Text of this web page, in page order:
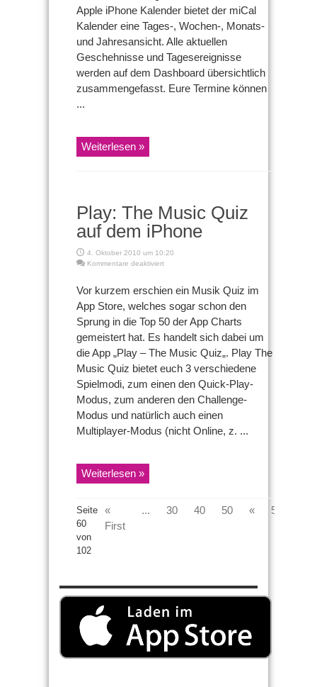
Apple iPhone Kalender bietet der miCal
Kalender eine Tages-, Wochen-, Monats-
und Jahresansicht. Alle aktuellen
Geschehnisse und Tagesereignisse
werden auf dem Dashboard übersichtlich
zusammengefasst. Eure Termine können
...
Weiterlesen »
Play: The Music Quiz
auf dem iPhone
4. Oktober 2010 um 10:20
Kommentare deaktiviertfür
Music
Quiz
auf
dem
iPhone
Vor kurzem erschien ein Musik Quiz im
App Store, welches sogar schon den
Sprung in die Top 50 der App Charts
gemeistert hat. Es handelt sich dabei um
die App „Play – The Music Quiz„. Play The
Music Quiz bietet euch 3 verschiedene
Spielmodi, zum einen den Quick-Play-
Modus, zum anderen den Challenge-
Modus und natürlich auch einen
Multiplayer-Modus (nicht Online, z. ...
Weiterlesen »
Seite
60
von
102
«
First
... 30 40 50 « 58